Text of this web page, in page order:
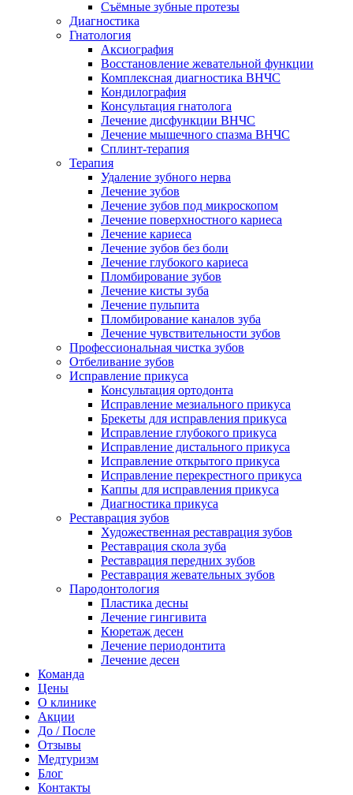
Съёмные зубные протезы
Диагностика
Гнатология
Аксиография
Восстановление жевательной функции
Комплексная диагностика ВНЧС
Кондилография
Консультация гнатолога
Лечение дисфункции ВНЧС
Лечение мышечного спазма ВНЧС
Сплинт-терапия
Терапия
Удаление зубного нерва
Лечение зубов
Лечение зубов под микроскопом
Лечение поверхностного кариеса
Лечение кариеса
Лечение зубов без боли
Лечение глубокого кариеса
Пломбирование зубов
Лечение кисты зуба
Лечение пульпита
Пломбирование каналов зуба
Лечение чувствительности зубов
Профессиональная чистка зубов
Отбеливание зубов
Исправление прикуса
Консультация ортодонта
Исправление мезиального прикуса
Брекеты для исправления прикуса
Исправление глубокого прикуса
Исправление дистального прикуса
Исправление открытого прикуса
Исправление перекрестного прикуса
Каппы для исправления прикуса
Диагностика прикуса
Реставрация зубов
Художественная реставрация зубов
Реставрация скола зуба
Реставрация передних зубов
Реставрация жевательных зубов
Пародонтология
Пластика десны
Лечение гингивита
Кюретаж десен
Лечение периодонтита
Лечение десен
Команда
Цены
О клинике
Акции
До / После
Отзывы
Медтуризм
Блог
Контакты